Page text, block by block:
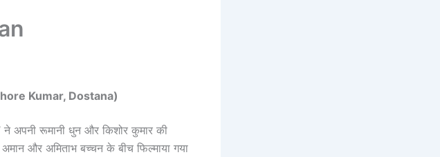
Kumar, Dostana)
अपनी रूमानी धुन और किशोर कुमार की
और अमिताभ बच्चन के बीच फिल्माया गया